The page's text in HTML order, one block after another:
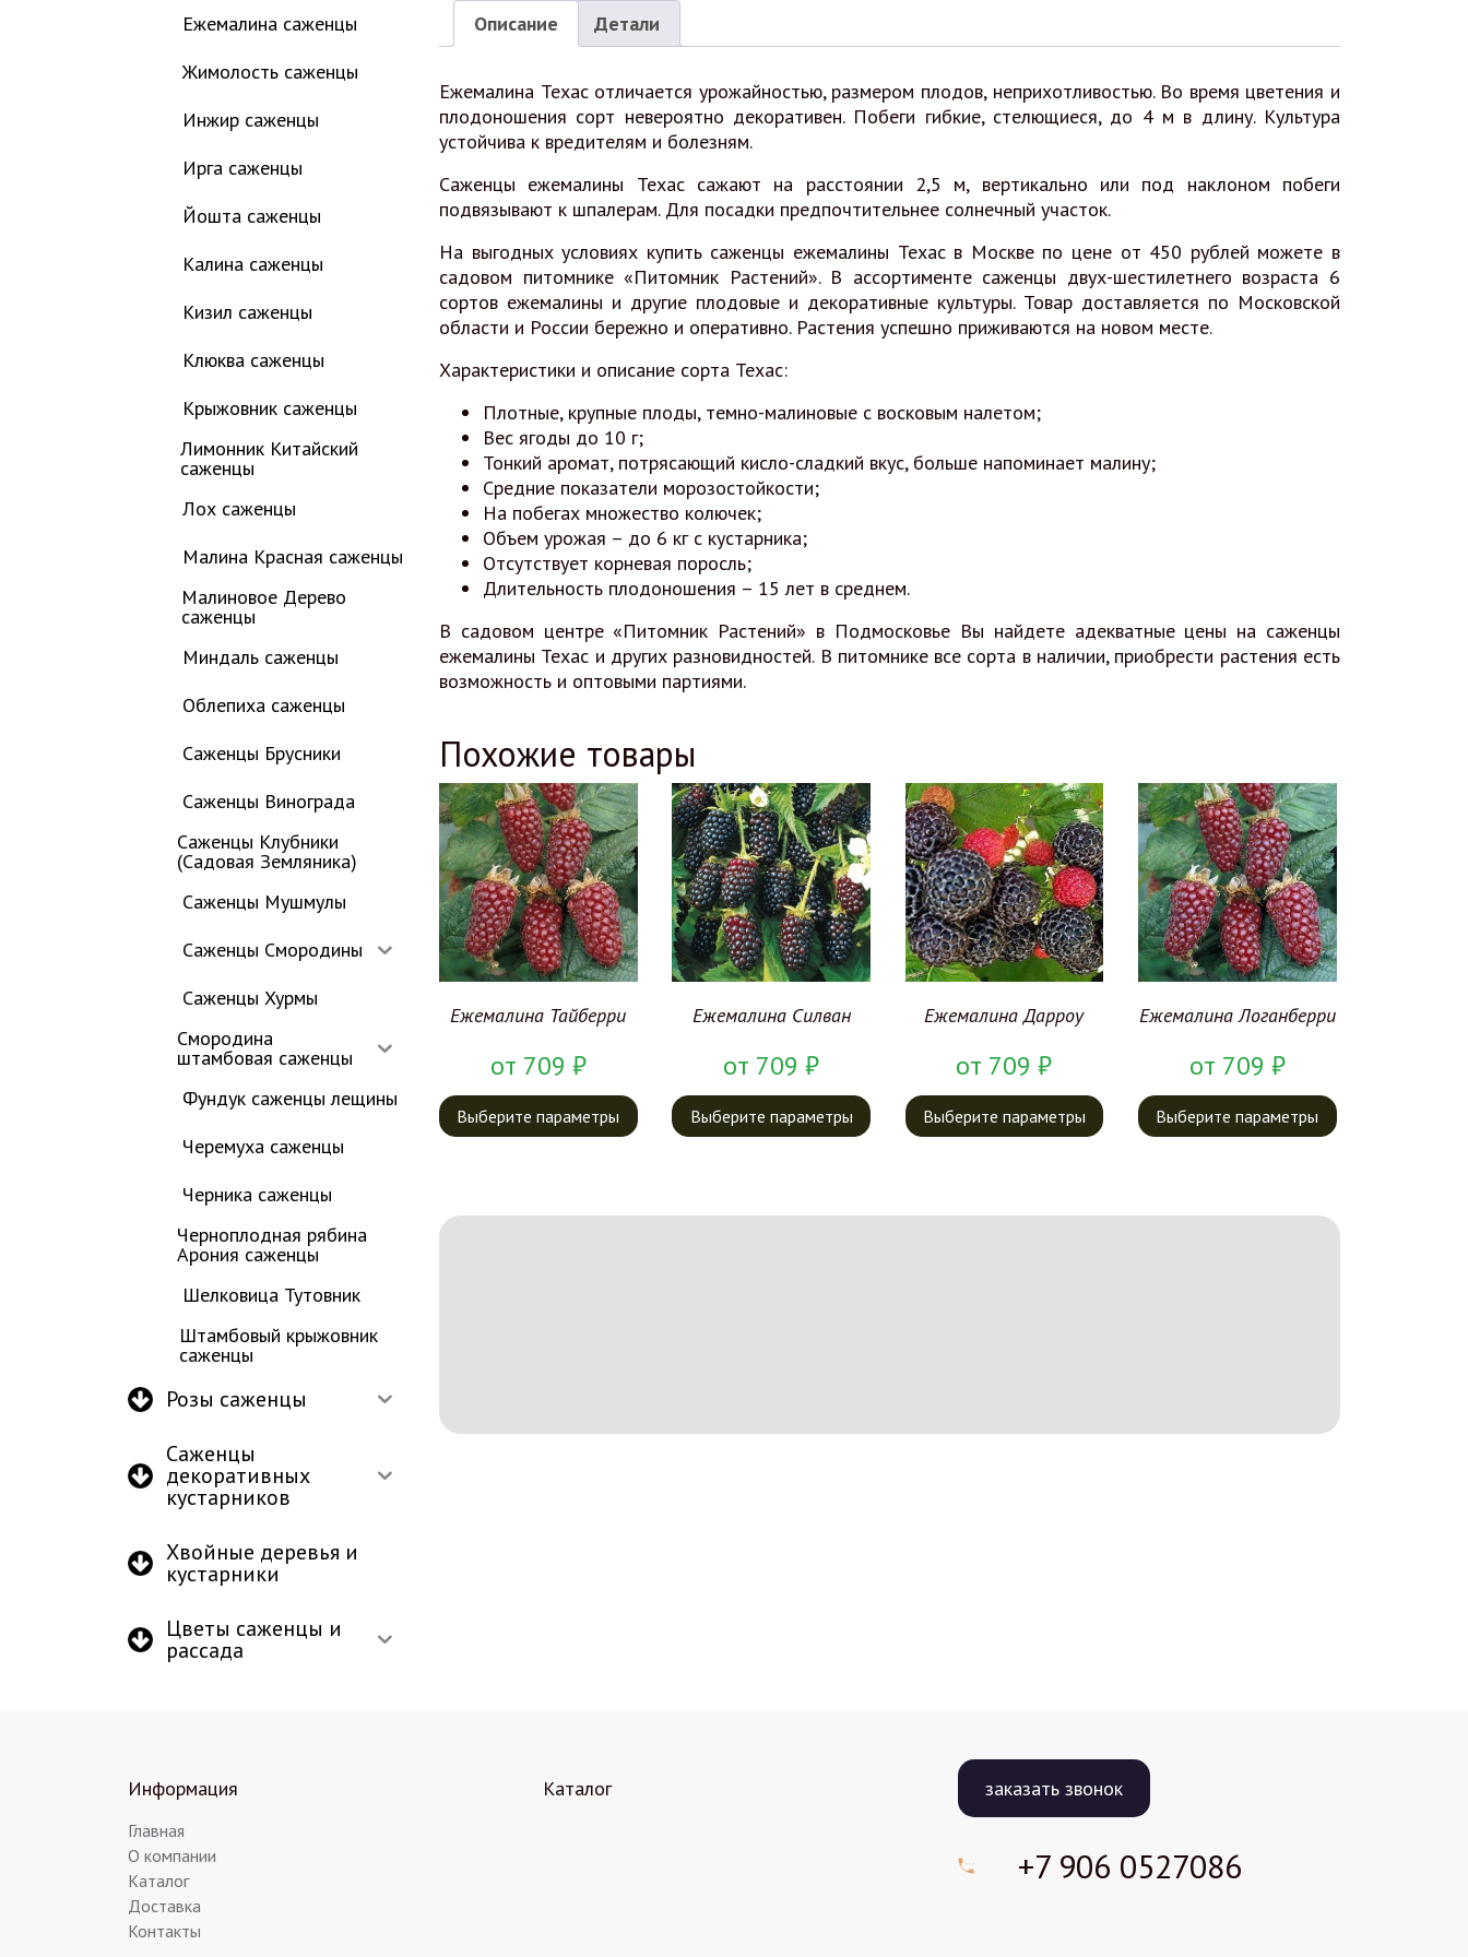
Ежемалина саженцы
Жимолость саженцы
Инжир саженцы
Ирга саженцы
Йошта саженцы
Калина саженцы
Кизил саженцы
Клюква саженцы
Крыжовник саженцы
Лимонник Китайский
саженцы
Лох саженцы
Малина Красная саженцы
Малиновое Дерево
саженцы
Миндаль саженцы
Облепиха саженцы
Саженцы Брусники
Саженцы Винограда
Саженцы Клубники
(Садовая Земляника)
Саженцы Мушмулы
Саженцы Смородины
Саженцы Хурмы
Смородина
штамбовая саженцы
Фундук саженцы лещины
Черемуха саженцы
Черника саженцы
Черноплодная рябина
Арония саженцы
Шелковица Тутовник
Штамбовый крыжовник
саженцы
Розы саженцы
Саженцы
декоративных
кустарников
Хвойные деревья и
кустарники
Цветы саженцы и
рассада
Описание Детали
Ежемалина Техас отличается урожайностью, размером плодов, неприхотливостью. Во время цветения и
плодоношения сорт невероятно декоративен. Побеги гибкие, стелющиеся, до 4 м в длину. Культура
устойчива к вредителям и болезням.
Саженцы ежемалины Техас сажают на расстоянии 2,5 м, вертикально или под наклоном побеги
подвязывают к шпалерам. Для посадки предпочтительнее солнечный участок.
На выгодных условиях купить саженцы ежемалины Техас в Москве по цене от 450 рублей можете в
садовом питомнике «Питомник Растений». В ассортименте саженцы двух-шестилетнего возраста 6
сортов ежемалины и другие плодовые и декоративные культуры. Товар доставляется по Московской
области и России бережно и оперативно. Растения успешно приживаются на новом месте.
Характеристики и описание сорта Техас:
Плотные, крупные плоды, темно-малиновые с восковым налетом;
Вес ягоды до 10 г;
Тонкий аромат, потрясающий кисло-сладкий вкус, больше напоминает малину;
Средние показатели морозостойкости;
На побегах множество колючек;
Объем урожая – до 6 кг с кустарника;
Отсутствует корневая поросль;
Длительность плодоношения – 15 лет в среднем.
В садовом центре «Питомник Растений» в Подмосковье Вы найдете адекватные цены на саженцы
ежемалины Техас и других разновидностей. В питомнике все сорта в наличии, приобрести растения есть
возможность и оптовыми партиями.
Похожие товары
Ежемалина Тайберри
от 709 ₽
Выберите параметры
Ежемалина Силван
от 709₽
Выберите параметры
Ежемалина Дарроу
от 709₽
Выберите параметры
Ежемалина Логанберри
от 709 ₽
Выберите параметры
Информация
Главная
О компании
Каталог
Доставка
Контакты
Каталог заказать звонок
+7 906 0527086